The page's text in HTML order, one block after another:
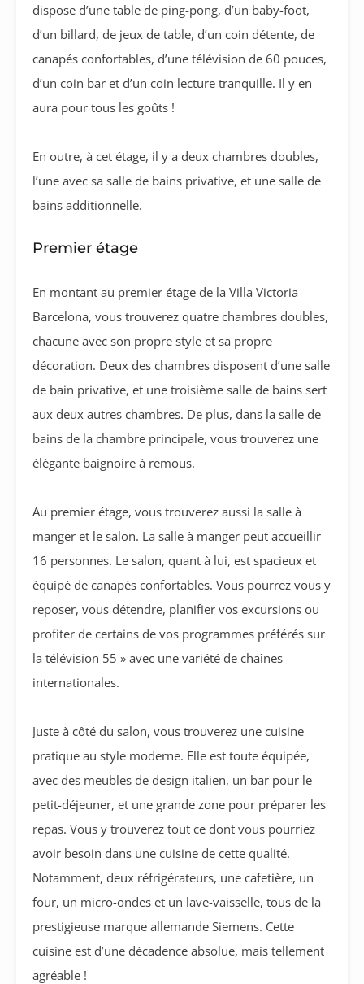
dispose d’une table de ping-pong, d’un baby-foot,
d’un billard, de jeux de table, d’un coin détente, de
canapés confortables, d’une télévision de 60 pouces,
d’un coin bar et d’un coin lecture tranquille. Il y en
aura pour tous les goûts !
En outre, à cet étage, il y a deux chambres doubles,
l’une avec sa salle de bains privative, et une salle de
bains additionnelle.
Premier étage
En montant au premier étage de la Villa Victoria
Barcelona, vous trouverez quatre chambres doubles,
chacune avec son propre style et sa propre
décoration. Deux des chambres disposent d’une salle
de bain privative, et une troisième salle de bains sert
aux deux autres chambres. De plus, dans la salle de
bains de la chambre principale, vous trouverez une
élégante baignoire à remous.
Au premier étage, vous trouverez aussi la salle à
manger et le salon. La salle à manger peut accueillir
16 personnes. Le salon, quant à lui, est spacieux et
équipé de canapés confortables. Vous pourrez vous y
reposer, vous détendre, planifier vos excursions ou
profiter de certains de vos programmes préférés sur
la télévision 55 » avec une variété de chaînes
internationales.
Juste à côté du salon, vous trouverez une cuisine
pratique au style moderne. Elle est toute équipée,
avec des meubles de design italien, un bar pour le
petit-déjeuner, et une grande zone pour préparer les
repas. Vous y trouverez tout ce dont vous pourriez
avoir besoin dans une cuisine de cette qualité.
Notamment, deux réfrigérateurs, une cafetière, un
four, un micro-ondes et un lave-vaisselle, tous de la
prestigieuse marque allemande Siemens. Cette
cuisine est d’une décadence absolue, mais tellement
agréable !